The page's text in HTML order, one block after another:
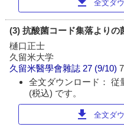
全文ダ
(3) 抗酸菌コード集落よりの
樋口正士
久留米大学
久留米醫學會雜誌 27 (9/10)
全文ダウンロード： 従
(税込) です。
download 全文ダ